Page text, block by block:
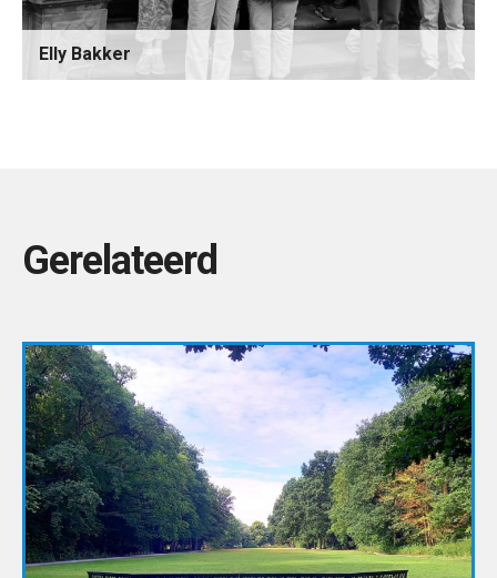
Elly Bakker
Gerelateerd